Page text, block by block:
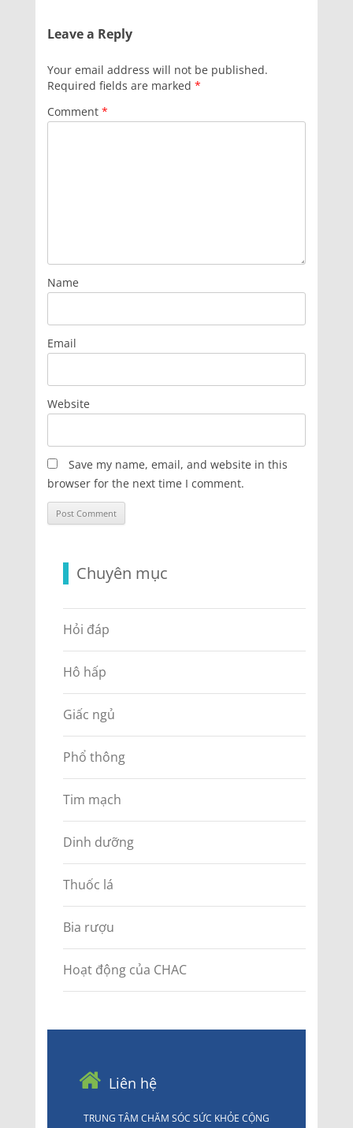
Leave a Reply
Your email address will not be published.
Required fields are marked *
Comment *
Name
Email
Website
Save my name, email, and website in this
browser for the next time I comment.
Chuyên mục
Hỏi đáp
Hô hấp
Giấc ngủ
Phổ thông
Tim mạch
Dinh dưỡng
Thuốc lá
Bia rượu
Hoạt động của CHAC
Liên hệ
TRUNG TÂM CHĂM SÓC SỨC KHỎE CỘNG